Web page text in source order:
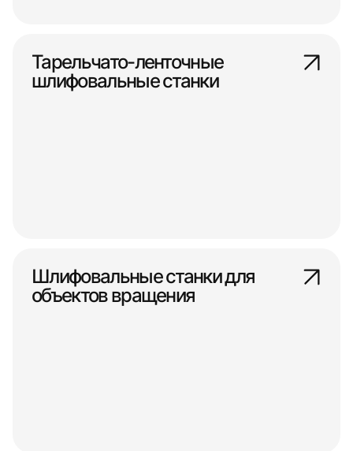
Тарельчато-ленточные
шлифовальные станки
Шлифовальные станки для
объектов вращения